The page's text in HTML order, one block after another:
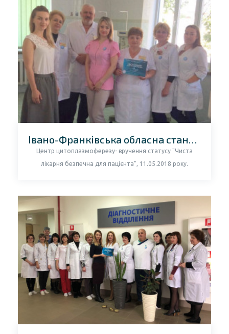
Івано-Франківська обласна станція переливання крові
Центр цитоплазмоферезу- вручення статусу "Чиста
лікарня безпечна для пацієнта", 11.05.2018 року.